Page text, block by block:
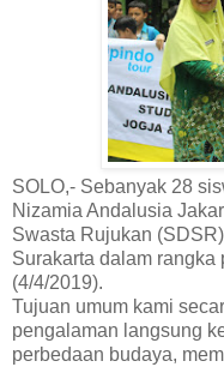
SOLO,- Sebanyak 28
Nizamia Andalusia
Swasta Rujukan
Surakarta dalam rangka
(4/4/2019).
Tujuan umum kami
pengalaman langsung
perbedaan budaya,